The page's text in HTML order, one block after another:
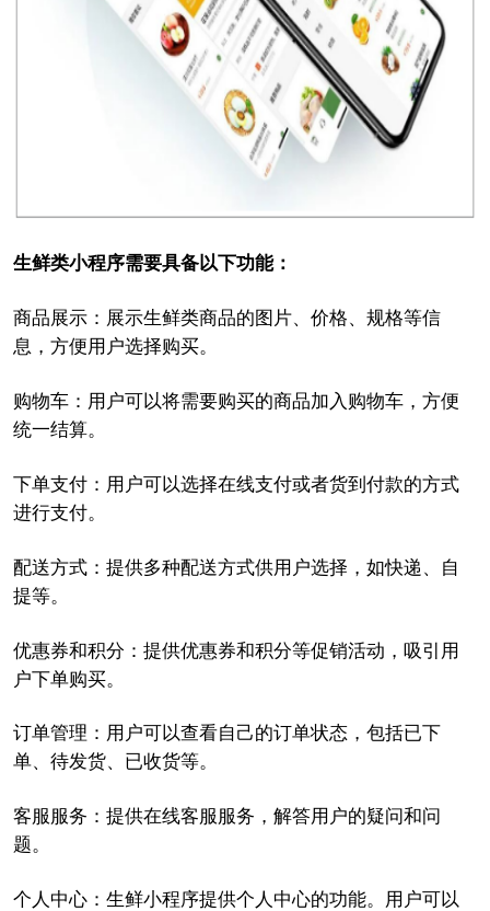
生鲜类小程序需要具备以下功能：
商品展示：展示生鲜类商品的图片、价格、规格等信
息，方便用户选择购买。
购物车：用户可以将需要购买的商品加入购物车，方便
统一结算。
下单支付：用户可以选择在线支付或者货到付款的方式
进行支付。
配送方式：提供多种配送方式供用户选择，如快递、自
提等。
优惠券和积分：提供优惠券和积分等促销活动，吸引用
户下单购买。
订单管理：用户可以查看自己的订单状态，包括已下
单、待发货、已收货等。
客服服务：提供在线客服服务，解答用户的疑问和问
题。
个人中心：生鲜小程序提供个人中心的功能。用户可以